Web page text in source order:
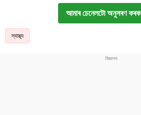
আমাৰ চেনেলটো অনুসৰণ কৰক
স্বাস্থ্য